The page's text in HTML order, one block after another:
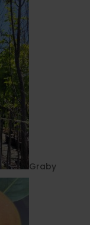
Graby